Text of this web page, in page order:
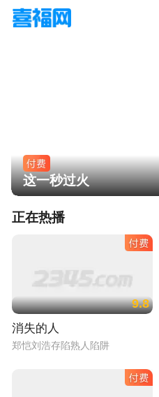
这一秒过火
正在热播
9.8
消失的人
郑恺刘浩存陷熟人陷阱